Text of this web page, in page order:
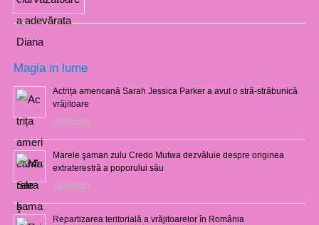
Magia in lume
Actrița americană Sarah Jessica Parker a avut o stră-străbunică
vrăjitoare
03/08/2021
Marele şaman zulu Credo Mutwa dezvăluie despre originea
extraterestră a poporului său
14/06/2021
Repartizarea teritorială a vrăjitoarelor în România